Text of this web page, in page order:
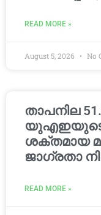
READ MORE »
August 5, 2026 No
താപനില
യുഎഇയുടെ
ശക്തമായ
ജാഗ്രതാ
READ MORE »